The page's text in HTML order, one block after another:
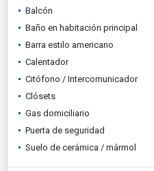
Balcón
Baño en habitación principal
Barra estilo americano
Calentador
Citófono / Intercomunicador
Clósets
Gas domiciliario
Puerta de seguridad
Suelo de cerámica / mármol